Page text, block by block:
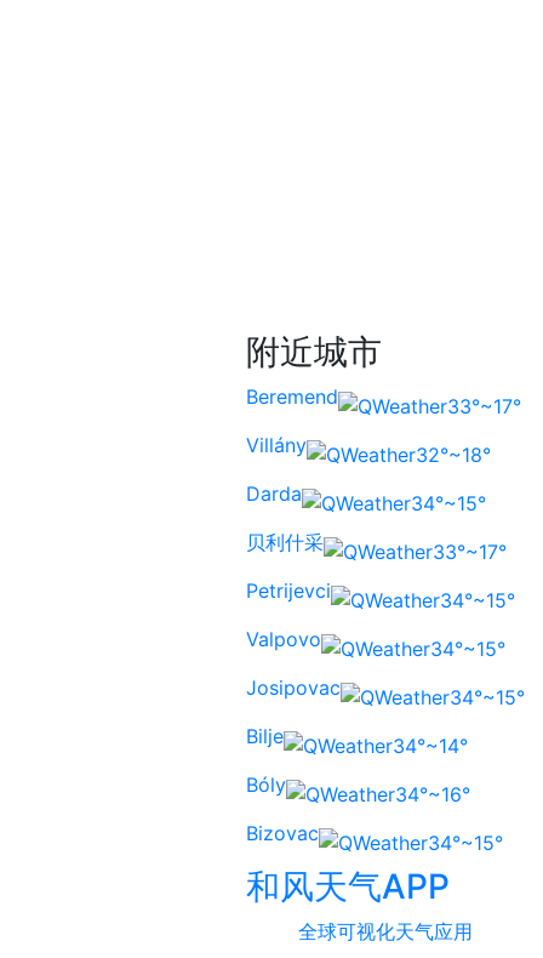
附近城市
Beremend
33°~17°
Villány
32°~18°
Darda
34°~15°
贝利什采
33°~17°
Petrijevci
34°~15°
Valpovo
34°~15°
Josipovac
34°~15°
Bilje
34°~14°
Bóly
34°~16°
Bizovac
34°~15°
和风天气APP
全球可视化天气应用